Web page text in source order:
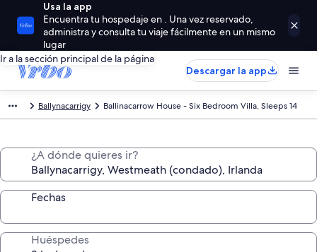
Usa la app
Encuentra tu hospedaje en . Una vez reservado,
administra y consulta tu viaje fácilmente en un mismo
lugar
Ir a la sección principal de la página
Descargar la app
Ballynacarrigy Ballinacarrow House - Six Bedroom Villa, Sleeps 14
¿A dónde quieres ir?
Fechas
Huéspedes